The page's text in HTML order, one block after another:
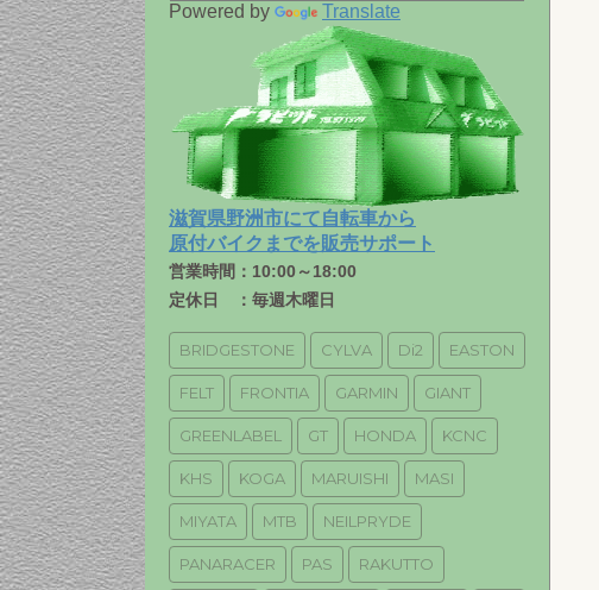
Powered by Translate
滋賀県野洲市にて自転車から
原付バイクまでを販売サポート
営業時間：10:00～18:00
定休日 ：毎週木曜日
BRIDGESTONE CYLVA Di2 EASTON
FELT FRONTIA GARMIN GIANT
GREENLABEL GT HONDA KCNC
KHS KOGA MARUISHI MASI
MIYATA MTB NEILPRYDE
PANARACER PAS RAKUTTO